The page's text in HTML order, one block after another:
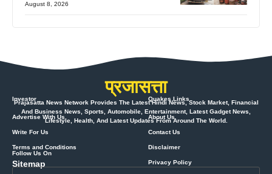
August 8, 2026
प्रजासत्ता
Prajasatta News Network Provides The Latest Hindi News, Stock Market, Financial
And Business News, Sports, Automobile, Entertainment, Latest Gadget News,
Lifestyle, Health, And Latest Updates From Around The World.
Investor
Advertise With Us
Write For Us
Terms and Conditions
Sitemap
Quakes Links
About Us
Contact Us
Disclaimer
Privacy Policy
Follow Us On